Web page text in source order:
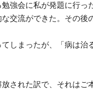
強会に私が発題に行っ
交流ができた。その後
しまったが、「病は治
された訳で、それはご